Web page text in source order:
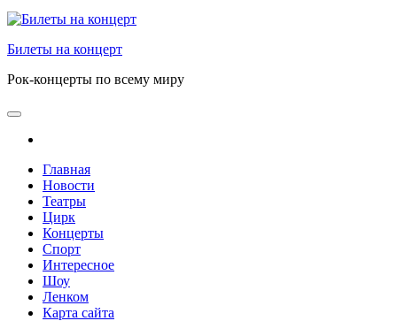
Билеты на концерт
Рок-концерты по всему миру
Главная
Новости
Театры
Цирк
Концерты
Спорт
Интересное
Шоу
Ленком
Карта сайта